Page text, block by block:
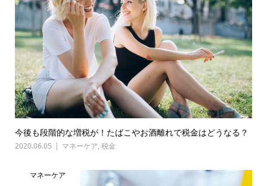
今後も段階的な増税が！たばこやお酒離れで税金はどうなる？
2020.06.05 マネーケア, 税金
マネーケア